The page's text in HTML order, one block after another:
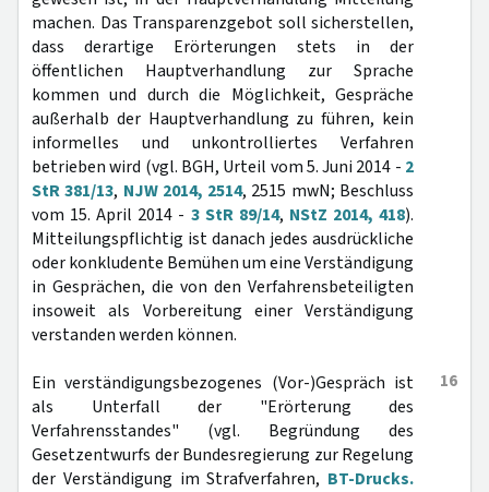
machen. Das Transparenzgebot soll sicherstellen,
dass derartige Erörterungen stets in der
öffentlichen Hauptverhandlung zur Sprache
kommen und durch die Möglichkeit, Gespräche
außerhalb der Hauptverhandlung zu führen, kein
informelles und unkontrolliertes Verfahren
betrieben wird (vgl. BGH, Urteil vom 5. Juni 2014 - 2
StR 381/13, NJW 2014, 2514, 2515 mwN; Beschluss
vom 15. April 2014 - 3 StR 89/14, NStZ 2014, 418).
Mitteilungspflichtig ist danach jedes ausdrückliche
oder konkludente Bemühen um eine Verständigung
in Gesprächen, die von den Verfahrensbeteiligten
insoweit als Vorbereitung einer Verständigung
verstanden werden können.
16
Ein verständigungsbezogenes (Vor-)Gespräch ist
als Unterfall der "Erörterung des
Verfahrensstandes" (vgl. Begründung des
Gesetzentwurfs der Bundesregierung zur Regelung
der Verständigung im Strafverfahren, BT-Drucks.